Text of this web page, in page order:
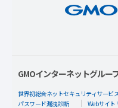
GMOインターネットグルー
世界初総合ネットセキュリティサービ
パスワード漏洩診断
Webサイト